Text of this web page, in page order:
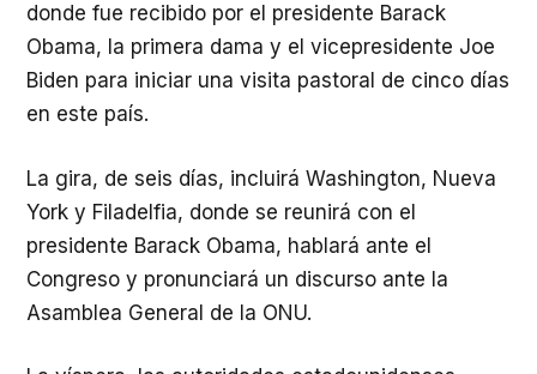
donde fue recibido por el presidente Barack
Obama, la primera dama y el vicepresidente Joe
Biden para iniciar una visita pastoral de cinco días
en este país.
La gira, de seis días, incluirá Washington, Nueva
York y Filadelfia, donde se reunirá con el
presidente Barack Obama, hablará ante el
Congreso y pronunciará un discurso ante la
Asamblea General de la ONU.